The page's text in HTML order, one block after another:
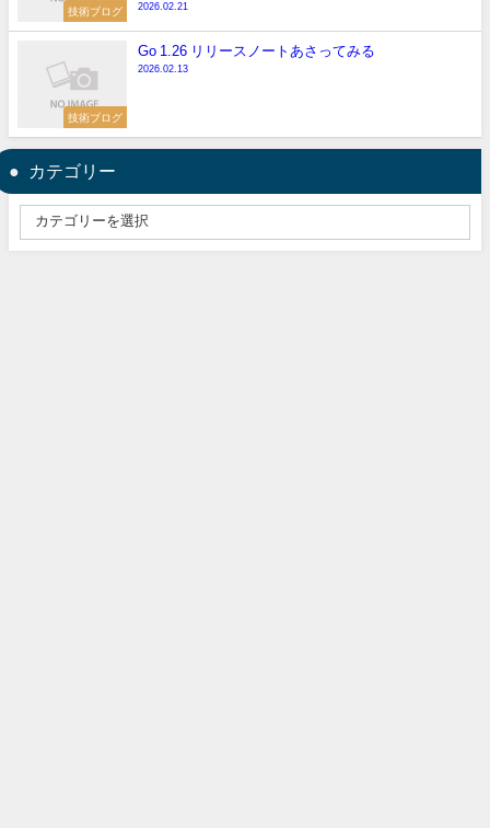
技術ブログ 2026.02.21
技術ブログ
Go 1.26 リリースノートあさってみる
2026.02.13
カテゴリー